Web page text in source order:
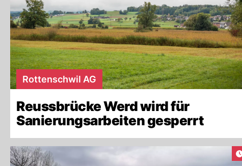
Rottenschwil AG
Reussbrücke Werd wird für
Sanierungsarbeiten gesperrt